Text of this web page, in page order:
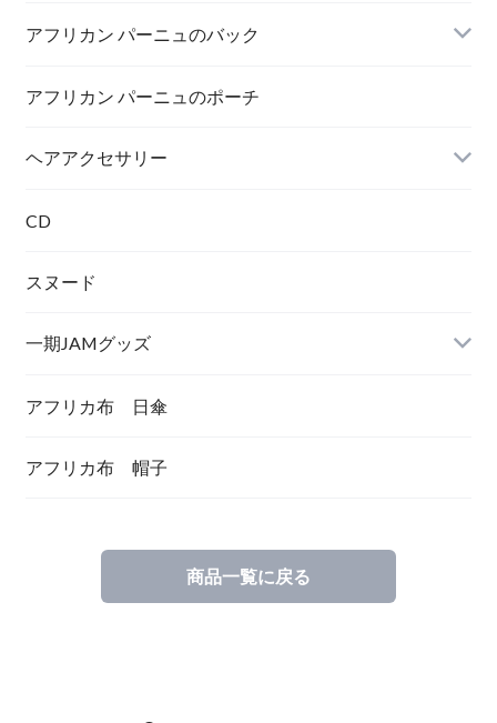
打楽器
AFRICA UNITE
アフリカン パーニュのバック
トートバック
アフリカン パーニュのポーチ
ヘアアクセサリー
シュシュ
CD
スヌード
一期JAMグッズ
アフリカ布 日傘
アフリカ布 帽子
商品一覧に戻る